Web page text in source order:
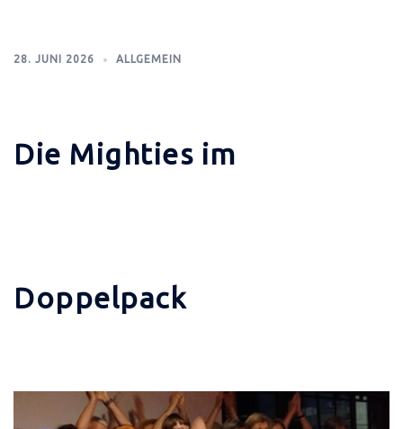
28. JUNI 2026 ALLGEMEIN
Die Mighties im
Doppelpack